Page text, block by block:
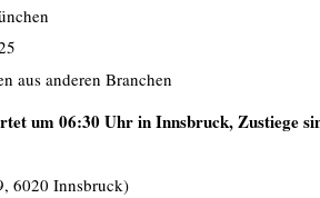
aus anderen Branchen
um 06:30 Uhr in Innsbruck, Zustiege
6020 Innsbruck)